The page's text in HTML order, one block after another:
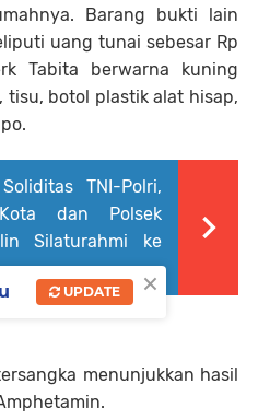
Barang bukti lain
uang tunai sebesar Rp
Tabita berwarna kuning
tisu, botol plastik alat hisap,
TNI-Polri,
dan Polsek
Silaturahmi ke
menunjukkan hasil
×
UPDATE